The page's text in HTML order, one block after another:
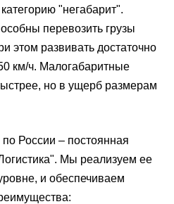
"негабарит".
перевозить грузы
этом развивать достаточно
км/ч. Малогабаритные
но в ущерб размерам
России – постоянная
Мы реализуем ее
и обеспечиваем